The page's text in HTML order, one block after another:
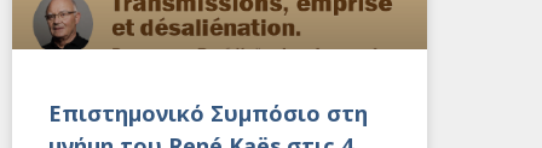
Eπιστημονικό Συμπόσιο στη